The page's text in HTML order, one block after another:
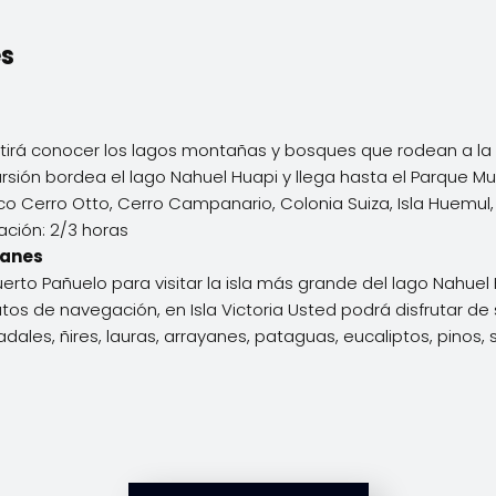
conocer los lagos montañas y bosques que rodean a
bordea el lago Nahuel Huapi y llega hasta el Parque
Cerro Otto, Cerro Campanario, Colonia Suiza, Isla
2/3 horas
Pañuelo para visitar la isla más grande del lago
de navegación, en Isla Victoria Usted podrá disfrutar
ñires, lauras, arrayanes, pataguas, eucaliptos,